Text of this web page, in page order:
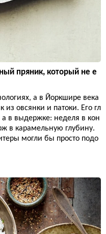
пряник, который не е
а в Йоркшире века
овсянки и патоки. Его гл
а в выдержке: неделя в кон
в карамельную глубину.
могли бы просто подо